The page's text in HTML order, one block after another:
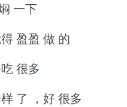
一下
盈盈 做 的
很多
了 ，好 很多